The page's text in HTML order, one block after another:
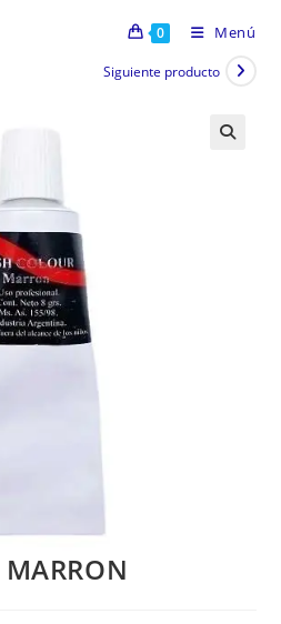
0 Menú
Siguiente producto